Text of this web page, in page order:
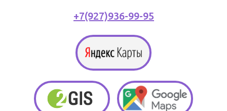
+7(927)936-99-95